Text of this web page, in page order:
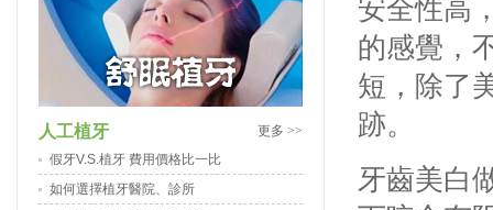
更多 >>
人工植牙
假牙V.S.植牙 費用價格比一比
如何選擇植牙醫院、診所
安全性高
的感覺，
短，除了
跡。
牙齒美白